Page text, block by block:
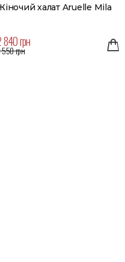
халат Aruelle Mila
840 грн
грн